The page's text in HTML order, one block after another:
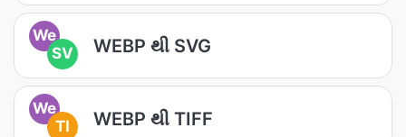
We
SV
WEBP થી SVG
We
TI
WEBP થી TIFF